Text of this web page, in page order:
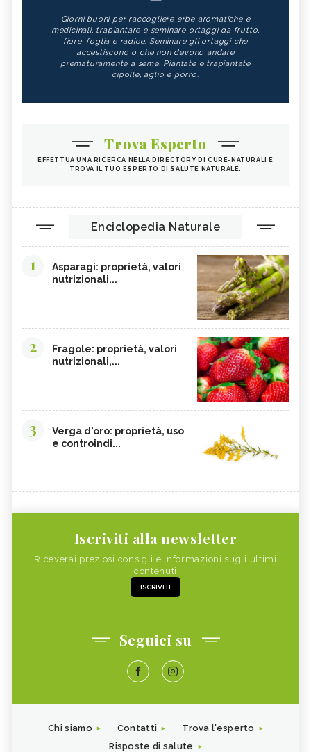
Giorni buoni per raccogliere erbe aromatiche e
medicinali, trapiantare e seminare ortaggi da frutto,
fiore, foglia e radice. Seminare gli ortaggi che
accestiscono o che non devono andare
prematuramente a seme. Piantate e trapiantate
cipolle, aglio e porro.
Trova Esperto
EFFETTUA UNA RICERCA NELLA DIRECTORY DI CURE-NATURALI E
TROVA IL TUO ESPERTO DI SALUTE NATURALE.
Enciclopedia Naturale
1
Asparagi: proprietà, valori
nutrizionali...
2
Fragole: proprietà, valori
nutrizionali,...
3
Verga d'oro: proprietà, uso
e controindi...
Iscriviti alla newsletter
Riceverai preziosi consigli e informazioni sugli ultimi
contenuti
ISCRIVITI
Seguici su
Chi siamo Contatti
Trova l'esperto
Risposte di salute